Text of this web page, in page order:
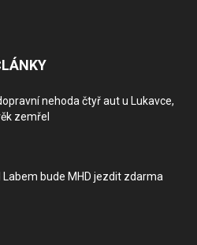
nehoda čtyř aut u Lukavce,
zemřel
Labem bude MHD jezdit zdarma